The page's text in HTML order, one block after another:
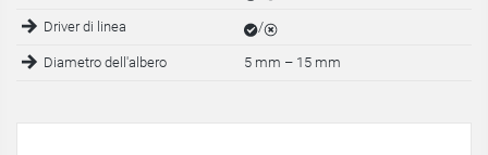
Driver di linea /
Diametro dell'albero 5 mm – 15 mm